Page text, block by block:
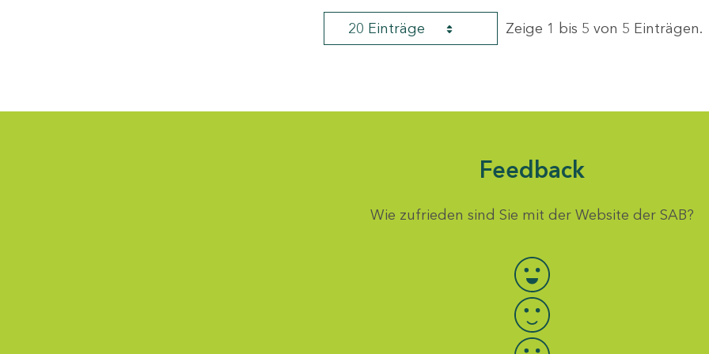
20 Einträge Zeige 1 bis 5 von 5 Einträgen.
Feedback
Wie zufrieden sind Sie mit der Website der SAB?
Bewertung auswählen